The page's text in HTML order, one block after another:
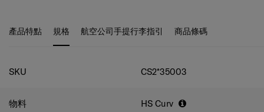
產品特點 規格 航空公司手提行李指引 商品條碼
規格
SKU CS2*35003
物料 HS Curv